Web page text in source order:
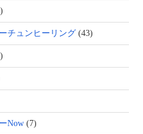
チュンヒーリング(43)
Now(7)